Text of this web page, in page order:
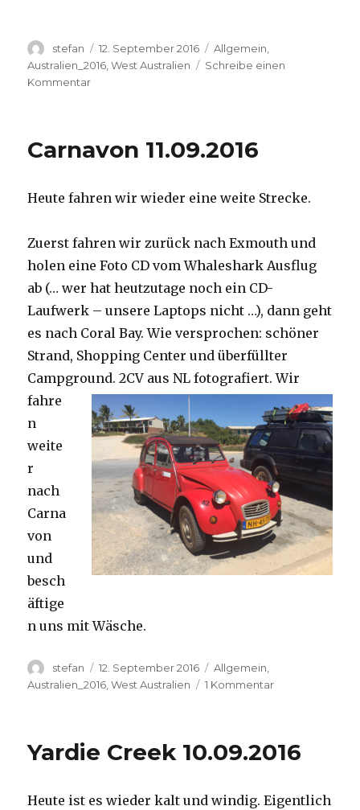
Autor
stefan
Veröffentlicht
am
12. September 2016 Kategorien
Allgemein
Australien_2016 ,West Australien
Schreibe einen
Kommentarzu
Carnavon 11.09.2016
Heute fahren wir wieder eine weite Strecke.
Zuerst fahren wir zurück nach Exmouth und
holen eine Foto CD vom Whaleshark Ausflug
ab (… wer hat heutzutage noch ein CD-
Laufwerk – unsere Laptops nicht …), dann geht
es nach Coral Bay. Wie versprochen: schöner
Strand, Shopping Center und überfüllter
Campground.2CV aus NL fotografiert. Wir
fahre
n
weite
r
nach
Carna
von
und
besch
äftige
n uns mit Wäsche.
Autor
stefan
Veröffentlicht
am
12. September 2016 Kategorien
Allgemein
Australien_2016 ,West Australien 1 Kommentarzu
Yardie Creek 10.09.2016
Heute ist es wieder kalt und windig. Eigentlich